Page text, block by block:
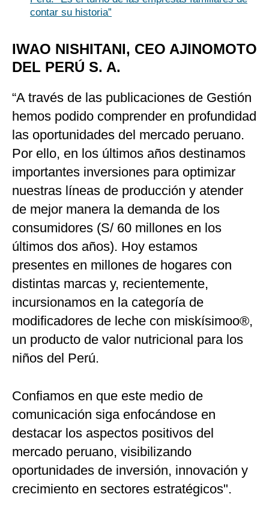
contar su historia”
IWAO NISHITANI, CEO AJINOMOTO
DEL PERÚ S. A.
“A través de las publicaciones de Gestión
hemos podido comprender en profundidad
las oportunidades del mercado peruano.
Por ello, en los últimos años destinamos
importantes inversiones para optimizar
nuestras líneas de producción y atender
de mejor manera la demanda de los
consumidores (S/ 60 millones en los
últimos dos años). Hoy estamos
presentes en millones de hogares con
distintas marcas y, recientemente,
incursionamos en la categoría de
modificadores de leche con miskísimoo®,
un producto de valor nutricional para los
niños del Perú.
Confiamos en que este medio de
comunicación siga enfocándose en
destacar los aspectos positivos del
mercado peruano, visibilizando
oportunidades de inversión, innovación y
crecimiento en sectores estratégicos".